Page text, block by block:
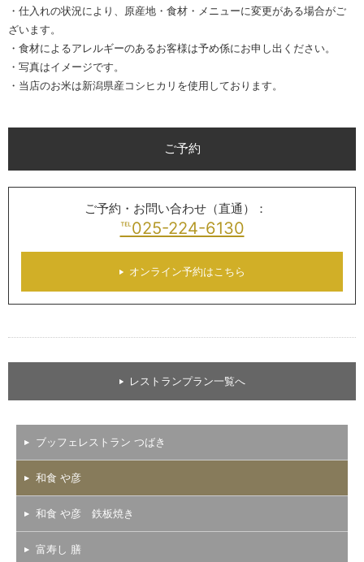
・仕入れの状況により、原産地・食材・メニューに変更がある場合がご
ざいます。
・食材によるアレルギーのあるお客様は予め係にお申し出ください。
・写真はイメージです。
・当店のお米は新潟県産コシヒカリを使用しております。
ご予約
ご予約・お問い合わせ（直通）：
℡025-224-6130
オンライン予約はこちら
レストランプラン一覧へ
ブッフェレストラン つばき
和食 や彦
和食 や彦 鉄板焼き
富寿し 膳